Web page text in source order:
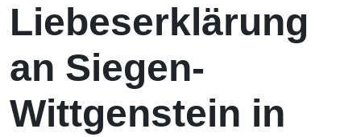
Liebeserklärung
an Siegen-
Wittgenstein in